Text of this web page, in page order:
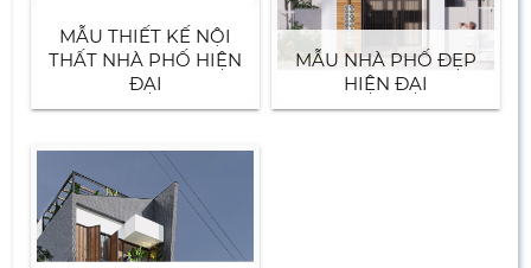
MẪU THIẾT KẾ NỘI
THẤT NHÀ PHỐ HIỆN
ĐẠI
MẪU NHÀ PHỐ ĐẸP
HIỆN ĐẠI